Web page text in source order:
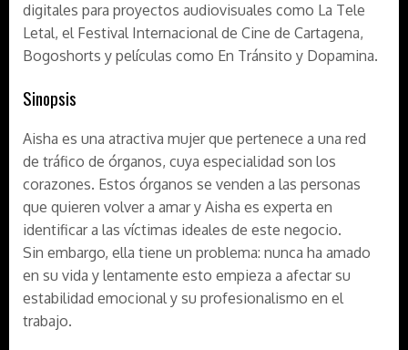
digitales para proyectos audiovisuales como La Tele
Letal, el Festival Internacional de Cine de Cartagena,
Bogoshorts y películas como En Tránsito y Dopamina.
Sinopsis
Aisha es una atractiva mujer que pertenece a una red
de tráfico de órganos, cuya especialidad son los
corazones. Estos órganos se venden a las personas
que quieren volver a amar y Aisha es experta en
identificar a las víctimas ideales de este negocio.
Sin embargo, ella tiene un problema: nunca ha amado
en su vida y lentamente esto empieza a afectar su
estabilidad emocional y su profesionalismo en el
trabajo.